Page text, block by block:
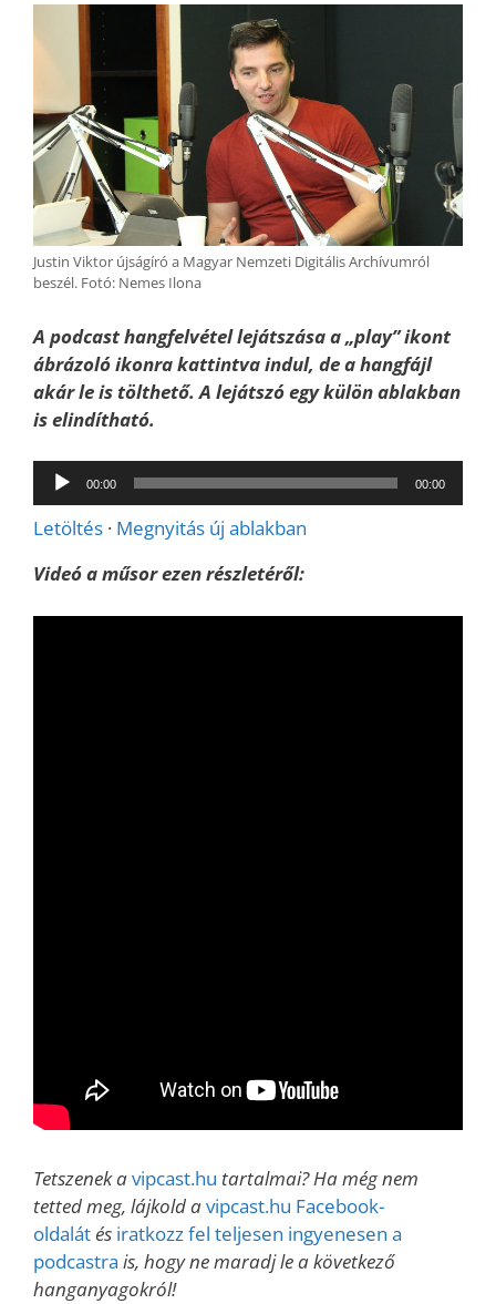
Justin Viktor újságíró a Magyar Nemzeti Digitális Archívumról
beszél. Fotó: Nemes Ilona
A podcast hangfelvétel lejátszása a „play” ikont
ábrázoló ikonra kattintva indul, de a hangfájl
akár le is tölthető. A lejátszó egy külön ablakban
is elindítható.
Audió
lejátszó
00:00 00:00
Letöltés · Megnyitás új ablakban
Videó a műsor ezen részletéről:
Tetszenek avipcast.hu tartalmai? Ha még nem
tetted meg, lájkold avipcast.hu Facebook-
oldalátés iratkozz fel teljesen ingyenesen a
podcastra is, hogy ne maradj le a következő
hanganyagokról!